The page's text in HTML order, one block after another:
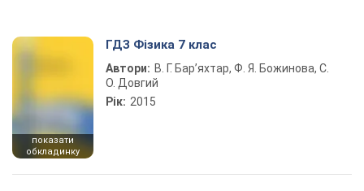
показати
обкладинку
ГДЗ Фізика 7 клас
Автори: В. Г. Бар’яхтар, Ф. Я. Божинова, С.
О. Довгий
Рік: 2015